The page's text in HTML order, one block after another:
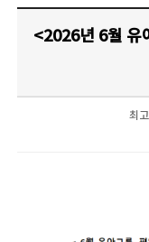
<2026년 6월 유
최